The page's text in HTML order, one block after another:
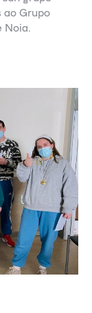
ao Grupo
Noia.